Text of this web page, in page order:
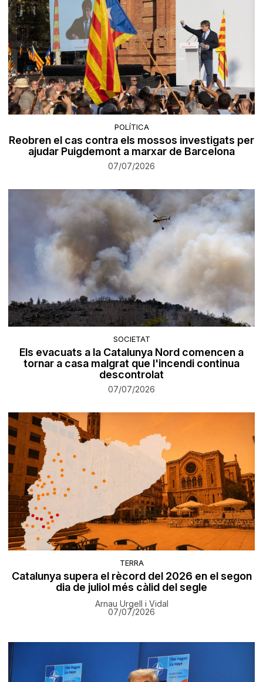
POLÍTICA
Reobren el cas contra els mossos investigats per
ajudar Puigdemont a marxar de Barcelona
07/07/2026
SOCIETAT
Els evacuats a la Catalunya Nord comencen a
tornar a casa malgrat que l'incendi continua
descontrolat
07/07/2026
TERRA
Catalunya supera el rècord del 2026 en el segon
dia de juliol més càlid del segle
Arnau Urgell i Vidal
07/07/2026